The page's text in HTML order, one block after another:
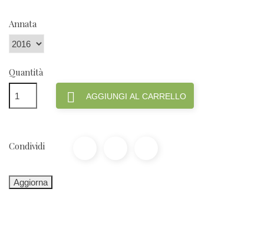
Annata
Quantità
 AGGIUNGI AL CARRELLO
Condividi